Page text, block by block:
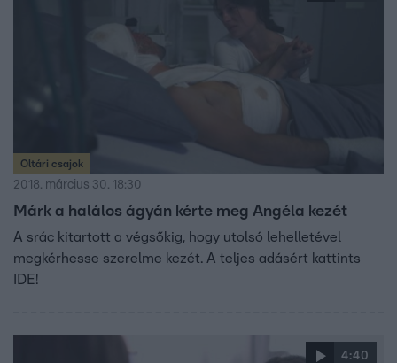
Oltári csajok
2018. március 30. 18:30
Márk a halálos ágyán kérte meg Angéla kezét
A srác kitartott a végsőkig, hogy utolsó lehelletével
megkérhesse szerelme kezét. A teljes adásért kattints
IDE!
4:40